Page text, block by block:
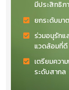
มีประสิทธิ
ยกระดับมา
ร่วมอนุรักแ
แวดล้อมที่ดี
เตรียมควา
ระดับสากล